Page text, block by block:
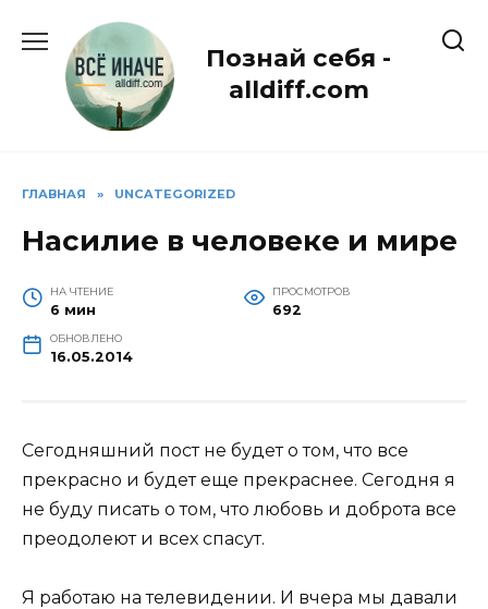
содержанию
Познай себя -
alldiff.com
ГЛАВНАЯ » UNCATEGORIZED
Насилие в человеке и мире
НА ЧТЕНИЕ
6 мин
ПРОСМОТРОВ
692
ОБНОВЛЕНО
16.05.2014
Сегодняшний пост не будет о том, что все
прекрасно и будет еще прекраснее. Сегодня я
не буду писать о том, что любовь и доброта все
преодолеют и всех спасут.
Я работаю на телевидении. И вчера мы давали